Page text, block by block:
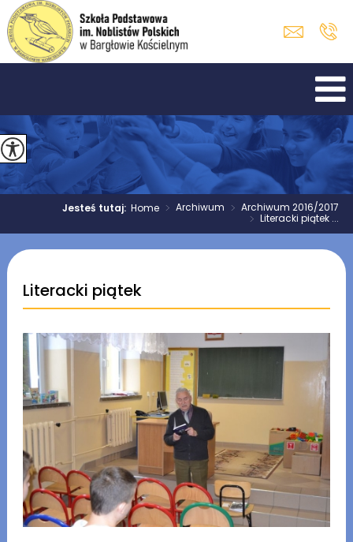
Jesteś tutaj:Home > Archiwum > Archiwum 2016/2017
> Literacki piątek ...
Literacki piątek